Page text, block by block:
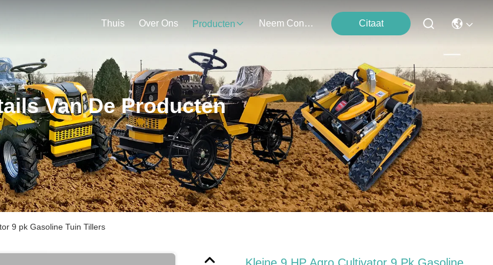
Thuis Over Ons Producten Neem Contact Met Ons Op Citaat
Van De Producten
9 pk Gasoline Tuin Tillers